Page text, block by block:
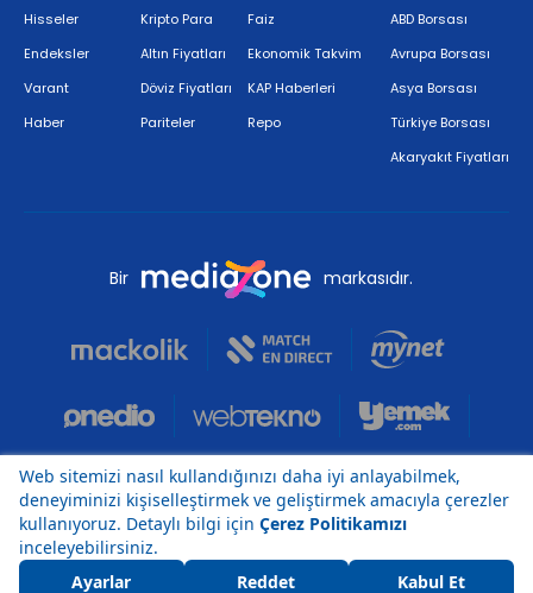
Hisseler
Endeksler
Varant
Haber
Kripto Para
Altın Fiyatları
Döviz Fiyatları
Pariteler
Faiz
Ekonomik Takvim
KAP Haberleri
Repo
ABD Borsası
Avrupa Borsası
Asya Borsası
Türkiye Borsası
Akaryakıt Fiyatları
Bir markasıdır.